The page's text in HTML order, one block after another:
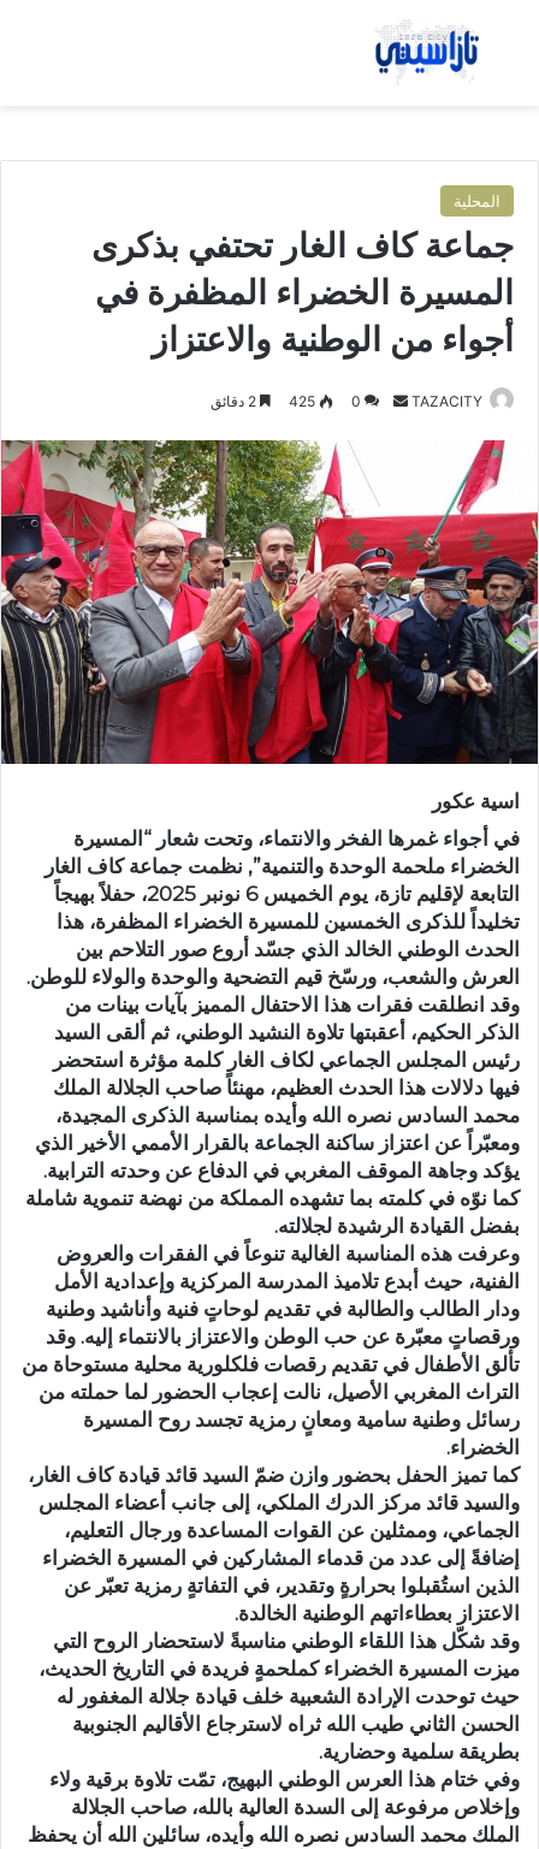
بحث عن
المحلية
جماعة كاف الغار تحتفي بذكرى
المسيرة الخضراء المظفرة في
أجواء من الوطنية والاعتزاز
TAZACITY
ب
ر
ي
د
ا
إ
ل
ك
ن
ي
ا
0
425
اسية عكور
في أجواء غمرها الفخر والانتماء، وتحت شعار “المسيرة
الخضراء ملحمة الوحدة والتنمية”, نظمت جماعة كاف الغار
التابعة لإقليم تازة، يوم الخميس 6 نونبر 2025، حفلاً بهيجاً
تخليداً للذكرى الخمسين للمسيرة الخضراء المظفرة، هذا
الحدث الوطني الخالد الذي جسّد أروع صور التلاحم بين
العرش والشعب، ورسّخ قيم التضحية والوحدة والولاء للوطن.
وقد انطلقت فقرات هذا الاحتفال المميز بآيات بينات من
الذكر الحكيم، أعقبتها تلاوة النشيد الوطني، ثم ألقى السيد
رئيس المجلس الجماعي لكاف الغار كلمة مؤثرة استحضر
فيها دلالات هذا الحدث العظيم، مهنئاً صاحب الجلالة الملك
محمد السادس نصره الله وأيده بمناسبة الذكرى المجيدة،
ومعبّراً عن اعتزاز ساكنة الجماعة بالقرار الأممي الأخير الذي
يؤكد وجاهة الموقف المغربي في الدفاع عن وحدته الترابية.
كما نوّه في كلمته بما تشهده المملكة من نهضة تنموية شاملة
بفضل القيادة الرشيدة لجلالته.
وعرفت هذه المناسبة الغالية تنوعاً في الفقرات والعروض
الفنية، حيث أبدع تلاميذ المدرسة المركزية وإعدادية الأمل
ودار الطالب والطالبة في تقديم لوحاتٍ فنية وأناشيد وطنية
ورقصاتٍ معبّرة عن حب الوطن والاعتزاز بالانتماء إليه. وقد
تألق الأطفال في تقديم رقصات فلكلورية محلية مستوحاة من
التراث المغربي الأصيل، نالت إعجاب الحضور لما حملته من
رسائل وطنية سامية ومعانٍ رمزية تجسد روح المسيرة
الخضراء.
كما تميز الحفل بحضور وازن ضمّ السيد قائد قيادة كاف الغار،
والسيد قائد مركز الدرك الملكي، إلى جانب أعضاء المجلس
الجماعي، وممثلين عن القوات المساعدة ورجال التعليم،
إضافةً إلى عدد من قدماء المشاركين في المسيرة الخضراء
الذين استُقبلوا بحرارةٍ وتقدير، في التفاتةٍ رمزية تعبّر عن
الاعتزاز بعطاءاتهم الوطنية الخالدة.
وقد شكّل هذا اللقاء الوطني مناسبةً لاستحضار الروح التي
ميزت المسيرة الخضراء كملحمةٍ فريدة في التاريخ الحديث،
حيث توحدت الإرادة الشعبية خلف قيادة جلالة المغفور له
الحسن الثاني طيب الله ثراه لاسترجاع الأقاليم الجنوبية
بطريقة سلمية وحضارية.
وفي ختام هذا العرس الوطني البهيج، تمّت تلاوة برقية ولاء
وإخلاص مرفوعة إلى السدة العالية بالله، صاحب الجلالة
الملك محمد السادس نصره الله وأيده، سائلين الله أن يحفظ